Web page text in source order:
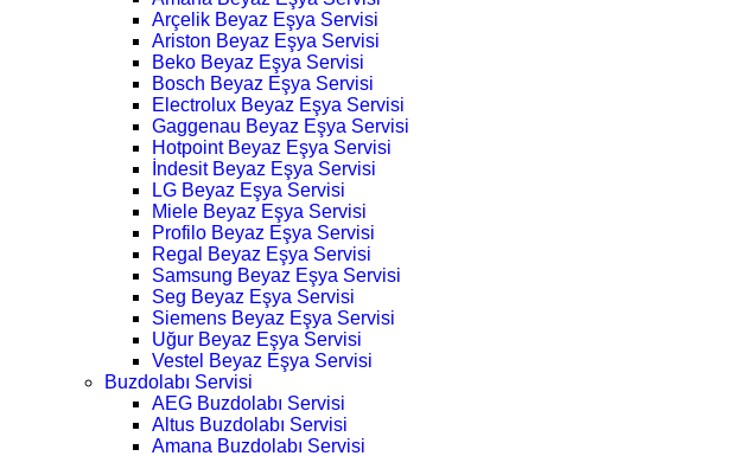
Arçelik Beyaz Eşya Servisi
Ariston Beyaz Eşya Servisi
Beko Beyaz Eşya Servisi
Bosch Beyaz Eşya Servisi
Electrolux Beyaz Eşya Servisi
Gaggenau Beyaz Eşya Servisi
Hotpoint Beyaz Eşya Servisi
İndesit Beyaz Eşya Servisi
LG Beyaz Eşya Servisi
Miele Beyaz Eşya Servisi
Profilo Beyaz Eşya Servisi
Regal Beyaz Eşya Servisi
Samsung Beyaz Eşya Servisi
Seg Beyaz Eşya Servisi
Siemens Beyaz Eşya Servisi
Uğur Beyaz Eşya Servisi
Vestel Beyaz Eşya Servisi
Buzdolabı Servisi
AEG Buzdolabı Servisi
Altus Buzdolabı Servisi
Amana Buzdolabı Servisi